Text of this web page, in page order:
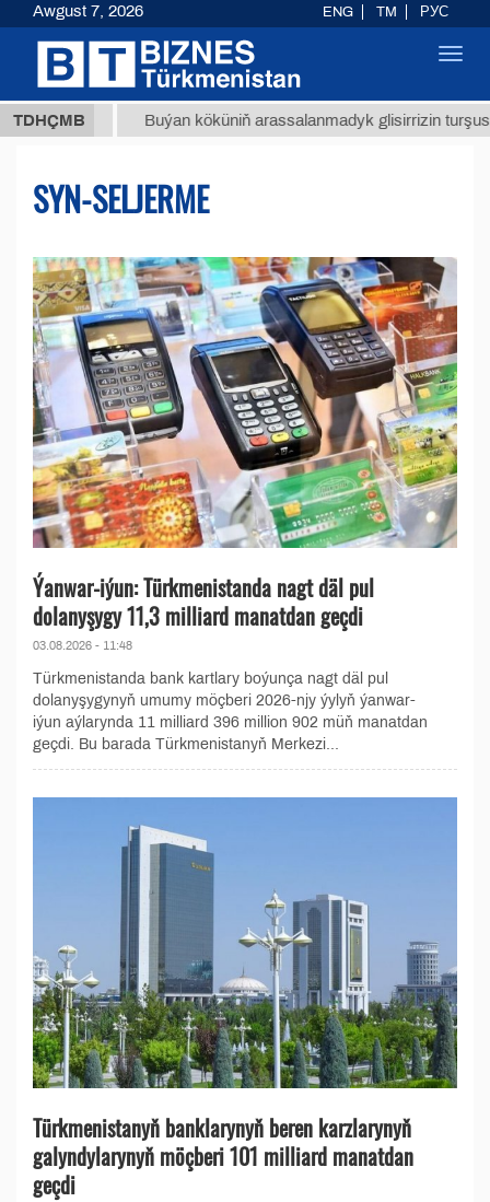
TDHÇMBBuýan köküniň arassalanmadyk glisirrizin turşusy (t.)
SYN-SELJERME
Ýanwar-iýun: Türkmenistanda nagt däl pul
dolanyşygy 11,3 milliard manatdan geçdi
03.08.2026 - 11:48
Türkmenistanda bank kartlary boýunça nagt däl pul
dolanyşygynyň umumy möçberi 2026-njy ýylyň ýanwar-
iýun aýlarynda 11 milliard 396 million 902 müň manatdan
geçdi. Bu barada Türkmenistanyň Merkezi...
Türkmenistanyň banklarynyň beren karzlarynyň
galyndylarynyň möçberi 101 milliard manatdan
geçdi
Awgust 7, 2026 ENG TM РУС